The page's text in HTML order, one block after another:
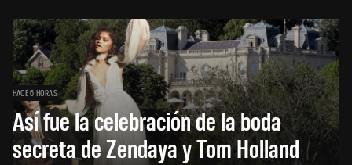
HACE 6 HORAS
Así fue la celebración de la boda
secreta de Zendaya y Tom Holland